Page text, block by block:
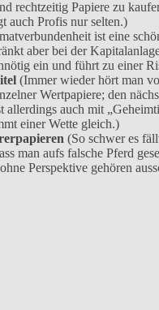
rechtzeitig Papiere zu
auch Profis nur selten.)
ist eine
aber bei der
ein und führt zu einer
(Immer wieder hört man
Wertpapiere; den
allerdings auch mit
einer Wette gleich.)
(So schwer es
man aufs falsche Pferd
Perspektive gehören